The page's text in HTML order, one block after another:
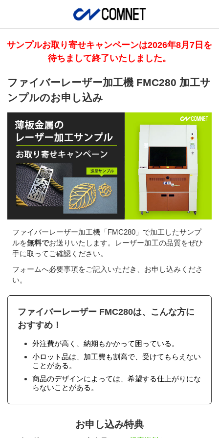
サンプルお取り寄せキャンペーンは2026年8月7日を
待ちまして終了いたしました。
ファイバーレーザー加工機 FMC280 加工サ
ンプルのお申し込み
ファイバーレーザー加工機「FMC280」で加工したサンプ
ルを無料でお送りいたします。レーザー加工の品質をぜひ
手に取ってご確認ください。
フォームへ必要事項をご記入いただき、お申し込みくださ
い。
ファイバーレーザー FMC280は、こんな方に
おすすめ！
外注費が高く、納期もかかって困っている。
小ロット品は、加工費も割高で、受けてもらえない
ことがある。
商品のデザインによっては、希望する仕上がりにな
らないことがある。
お申し込み特典